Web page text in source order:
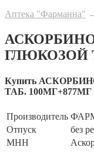
Аптека "Фарманна"
ГЛЮКОЗОЙ
Купить
ТАБ.
Производитель
Отпуск
без
МНН